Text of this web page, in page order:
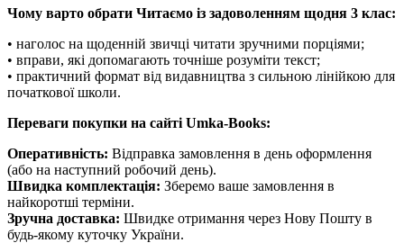
Чому варто обрати Читаємо із задоволенням щодня 3 клас:
• наголос на щоденній звичці читати зручними порціями;
• вправи, які допомагають точніше розуміти текст;
• практичний формат від видавництва з сильною лінійкою для
початкової школи.
Переваги покупки на сайті Umka-Books:
Оперативність: Відправка замовлення в день оформлення
(або на наступний робочий день).
Швидка комплектація: Зберемо ваше замовлення в
найкоротші терміни.
Зручна доставка: Швидке отримання через Нову Пошту в
будь-якому куточку України.